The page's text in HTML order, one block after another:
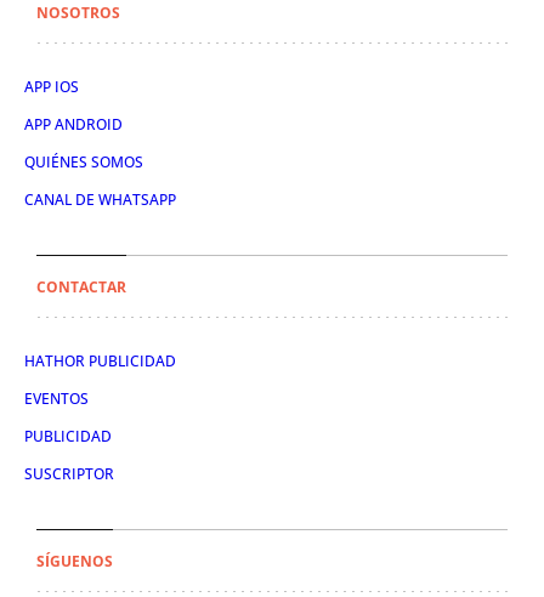
NOSOTROS
APP IOS
APP ANDROID
QUIÉNES SOMOS
CANAL DE WHATSAPP
CONTACTAR
HATHOR PUBLICIDAD
EVENTOS
PUBLICIDAD
SUSCRIPTOR
SÍGUENOS